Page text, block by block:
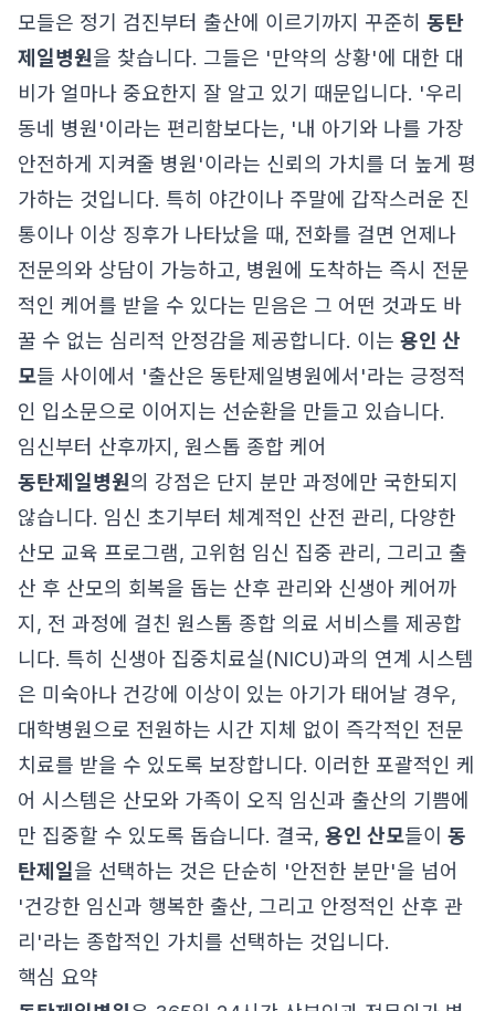
모들은 정기 검진부터 출산에 이르기까지 꾸준히 동탄
제일병원을 찾습니다. 그들은 '만약의 상황'에 대한 대
비가 얼마나 중요한지 잘 알고 있기 때문입니다. '우리
동네 병원'이라는 편리함보다는, '내 아기와 나를 가장
안전하게 지켜줄 병원'이라는 신뢰의 가치를 더 높게 평
가하는 것입니다. 특히 야간이나 주말에 갑작스러운 진
통이나 이상 징후가 나타났을 때, 전화를 걸면 언제나
전문의와 상담이 가능하고, 병원에 도착하는 즉시 전문
적인 케어를 받을 수 있다는 믿음은 그 어떤 것과도 바
꿀 수 없는 심리적 안정감을 제공합니다. 이는 용인 산
모들 사이에서 '출산은 동탄제일병원에서'라는 긍정적
인 입소문으로 이어지는 선순환을 만들고 있습니다.
임신부터 산후까지, 원스톱 종합 케어
동탄제일병원의 강점은 단지 분만 과정에만 국한되지
않습니다. 임신 초기부터 체계적인 산전 관리, 다양한
산모 교육 프로그램, 고위험 임신 집중 관리, 그리고 출
산 후 산모의 회복을 돕는 산후 관리와 신생아 케어까
지, 전 과정에 걸친 원스톱 종합 의료 서비스를 제공합
니다. 특히 신생아 집중치료실(NICU)과의 연계 시스템
은 미숙아나 건강에 이상이 있는 아기가 태어날 경우,
대학병원으로 전원하는 시간 지체 없이 즉각적인 전문
치료를 받을 수 있도록 보장합니다. 이러한 포괄적인 케
어 시스템은 산모와 가족이 오직 임신과 출산의 기쁨에
만 집중할 수 있도록 돕습니다. 결국, 용인 산모들이 동
탄제일을 선택하는 것은 단순히 '안전한 분만'을 넘어
'건강한 임신과 행복한 출산, 그리고 안정적인 산후 관
리'라는 종합적인 가치를 선택하는 것입니다.
핵심 요약